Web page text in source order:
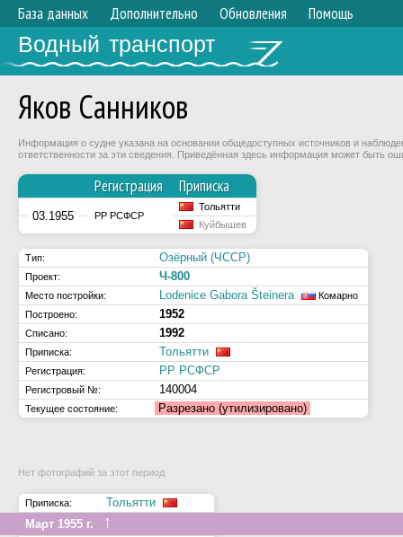
База данных Дополнительно Обновления Помощь
Водный транспорт
Яков Санников
Информация о судне указана на основании общедоступных источников и
ответственности за эти сведения. Приведённая здесь информация может быть
Регистрация Приписка
03.1955 РР РСФСР
Тольятти
Куйбышев
Тип: Озёрный (ЧССР)
Проект: Ч-800
Место постройки: Lodenice Gabora Šteinera
Комарно
Построено:
1952
Списано: 1992
Приписка: Тольятти
Регистрация: РР РСФСР
Регистровый №: 140004
Текущее состояние: Разрезано (утилизировано)
Нет фотографий за этот период
Приписка:
Тольятти
Март 1955 г.
↑